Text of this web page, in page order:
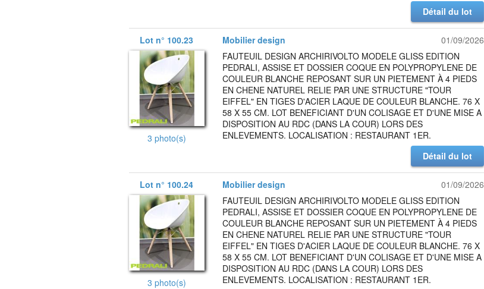
Détail du lot
Lot n° 100.23 Mobilier design 01/09/2026
3 photo(s)
FAUTEUIL DESIGN ARCHIRIVOLTO MODELE GLISS EDITION
PEDRALI, ASSISE ET DOSSIER COQUE EN POLYPROPYLENE DE
COULEUR BLANCHE REPOSANT SUR UN PIETEMENT À 4 PIEDS
EN CHENE NATUREL RELIE PAR UNE STRUCTURE "TOUR
EIFFEL" EN TIGES D'ACIER LAQUE DE COULEUR BLANCHE. 76 X
58 X 55 CM. LOT BENEFICIANT D'UN COLISAGE ET D'UNE MISE A
DISPOSITION AU RDC (DANS LA COUR) LORS DES
ENLEVEMENTS. LOCALISATION : RESTAURANT 1ER.
Détail du lot
Lot n° 100.24 Mobilier design 01/09/2026
3 photo(s)
FAUTEUIL DESIGN ARCHIRIVOLTO MODELE GLISS EDITION
PEDRALI, ASSISE ET DOSSIER COQUE EN POLYPROPYLENE DE
COULEUR BLANCHE REPOSANT SUR UN PIETEMENT À 4 PIEDS
EN CHENE NATUREL RELIE PAR UNE STRUCTURE "TOUR
EIFFEL" EN TIGES D'ACIER LAQUE DE COULEUR BLANCHE. 76 X
58 X 55 CM. LOT BENEFICIANT D'UN COLISAGE ET D'UNE MISE A
DISPOSITION AU RDC (DANS LA COUR) LORS DES
ENLEVEMENTS. LOCALISATION : RESTAURANT 1ER.